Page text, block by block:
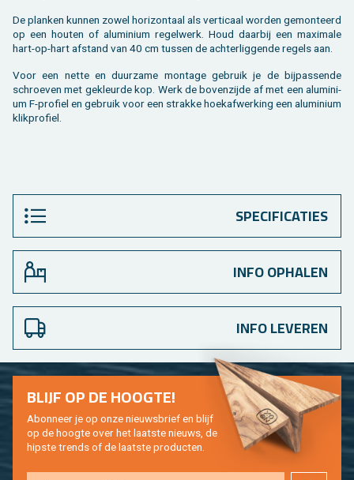
De plan­ken kun­nen zowel ho­ri­zon­taal als ver­ti­caal wor­den ge­mon­teerd
op een hou­ten of alu­mi­ni­um re­gel­werk. Houd daar­bij een maxi­ma­le
hart-op-hart af­stand van 40 cm tus­sen de ach­ter­lig­gen­de re­gels aan.
Voor een nette en duur­za­me mon­ta­ge ge­bruik je de bij­pas­sen­de
schroe­ven met ge­kleur­de kop. Werk de bo­ven­zij­de af met een alu­mi­ni­
um F-pro­fiel en ge­bruik voor een strak­ke hoekaf­wer­king een alu­mi­ni­um
klik­pro­fiel.
SPECIFICATIES
INFO OPHALEN
INFO LEVEREN
BLIJF OP DE HOOG­TE!
Abon­neer je op onze nieuws­brief en blijf
op de hoog­te over het laat­ste nieuws, de
hip­s­te trends of de laat­ste pro­duc­ten.